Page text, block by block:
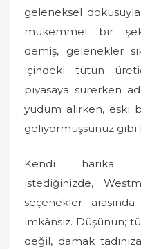
geleneksel dokusuyla
mükemmel bir
demiş, gelenekler
içindeki tütün
piyasaya sürerken
yudum alırken, eski
geliyormuşsunuz gibi
Kendi harika
istediğinizde,
seçenekler
imkânsız. Düşünün;
değil, damak